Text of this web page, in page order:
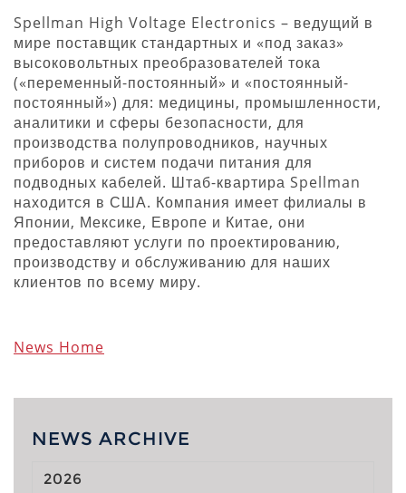
Spellman High Voltage Electronics – ведущий в
мире поставщик стандартных и «под заказ»
высоковольтных преобразователей тока
(«переменный-постоянный» и «постоянный-
постоянный») для: медицины, промышленности,
аналитики и сферы безопасности, для
производства полупроводников, научных
приборов и систем подачи питания для
подводных кабелей. Штаб-квартира Spellman
находится в США. Компания имеет филиалы в
Японии, Мексике, Европе и Китае, они
предоставляют услуги по проектированию,
производству и обслуживанию для наших
клиентов по всему миру.
News Home
NEWS ARCHIVE
2026